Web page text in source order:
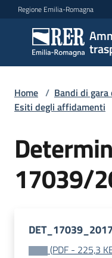
Vai al contenuto
Vai alla navigazione
Vai al footer
Regione Emilia-Romagna
Sottosezioni
Accesso
Home / Bandi di
Esiti degli affidamenti
17039/
(PDF - 225,3